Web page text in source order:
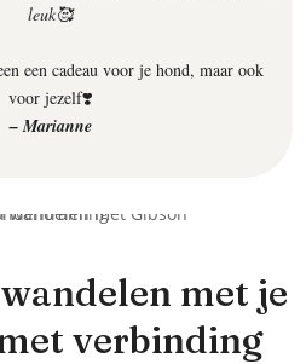
leuk🥰
een cadeau voor je hond, maar ook
voor jezelf❣️
– Marianne
met je
verbinding